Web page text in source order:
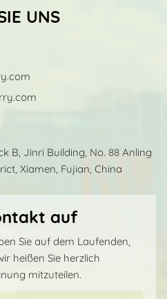
UNS
B, Jinri Building, No. 88 Anling
Xiamen, Fujian, China
auf
Sie auf dem Laufenden,
heißen Sie herzlich
mitzuteilen.